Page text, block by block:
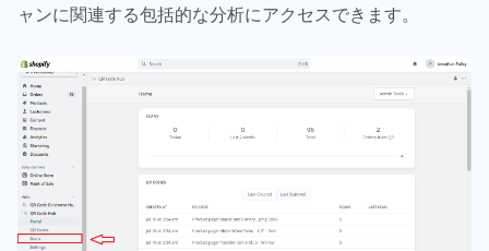
ャンに関連する包括的な分析にアクセスできます。